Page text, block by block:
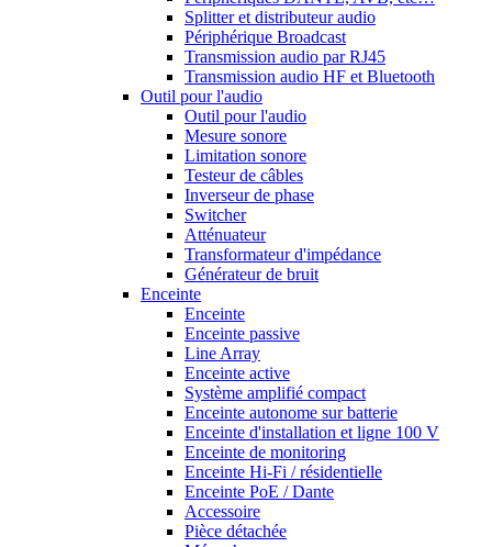
Splitter et distributeur audio
Périphérique Broadcast
Transmission audio par RJ45
Transmission audio HF et Bluetooth
Outil pour l'audio
Outil pour l'audio
Mesure sonore
Limitation sonore
Testeur de câbles
Inverseur de phase
Switcher
Atténuateur
Transformateur d'impédance
Générateur de bruit
Enceinte
Enceinte
Enceinte passive
Line Array
Enceinte active
Système amplifié compact
Enceinte autonome sur batterie
Enceinte d'installation et ligne 100 V
Enceinte de monitoring
Enceinte Hi-Fi / résidentielle
Enceinte PoE / Dante
Accessoire
Pièce détachée